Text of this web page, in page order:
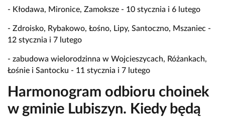
- Kłodawa, Mironice, Zamoksze - 10 stycznia i 6 lutego
- Zdroisko, Rybakowo, Łośno, Lipy, Santoczno, Mszaniec -
12 stycznia i 7 lutego
- zabudowa wielorodzinna w Wojcieszycach, Różankach,
Łośnie i Santocku - 11 stycznia i 7 lutego
Harmonogram odbioru choinek
w gminie Lubiszyn. Kiedy będą